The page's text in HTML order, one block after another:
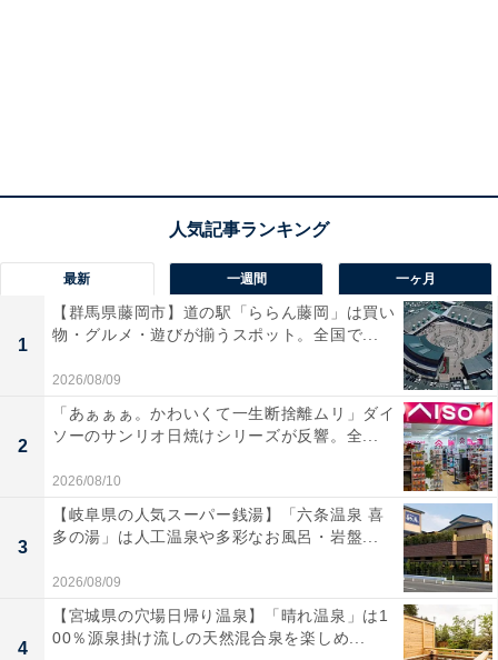
最新 一週間 一ヶ月
1
【群馬県藤岡市】道の駅「ららん藤岡」は買い
物・グルメ・遊びが揃うスポット。全国で...
2026/08/09
2
「あぁぁぁ。かわいくて一生断捨離ムリ」ダイ
ソーのサンリオ日焼けシリーズが反響。全...
2026/08/10
3
【岐阜県の人気スーパー銭湯】「六条温泉 喜
多の湯」は人工温泉や多彩なお風呂・岩盤...
2026/08/09
4
【宮城県の穴場日帰り温泉】「晴れ温泉」は1
00％源泉掛け流しの天然混合泉を楽しめ...